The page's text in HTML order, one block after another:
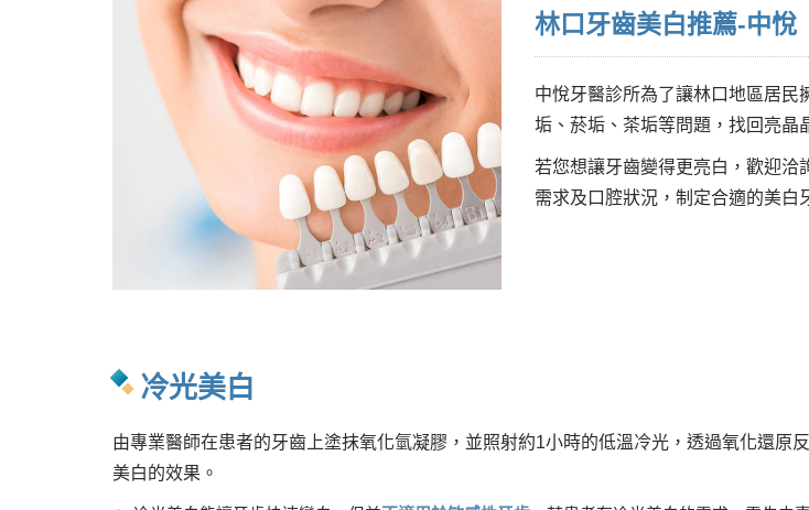
林口牙齒美白推薦-中悅
中悅牙醫診所為了讓林口地區居民
垢、菸垢、茶垢等問題，找回亮晶
若您想讓牙齒變得更亮白，歡迎洽
需求及口腔狀況，制定合適的美白
冷光美白
由專業醫師在患者的牙齒上塗抹氧化氫凝膠，並照射約1小時的低溫冷光，透過氧化還
美白的效果。